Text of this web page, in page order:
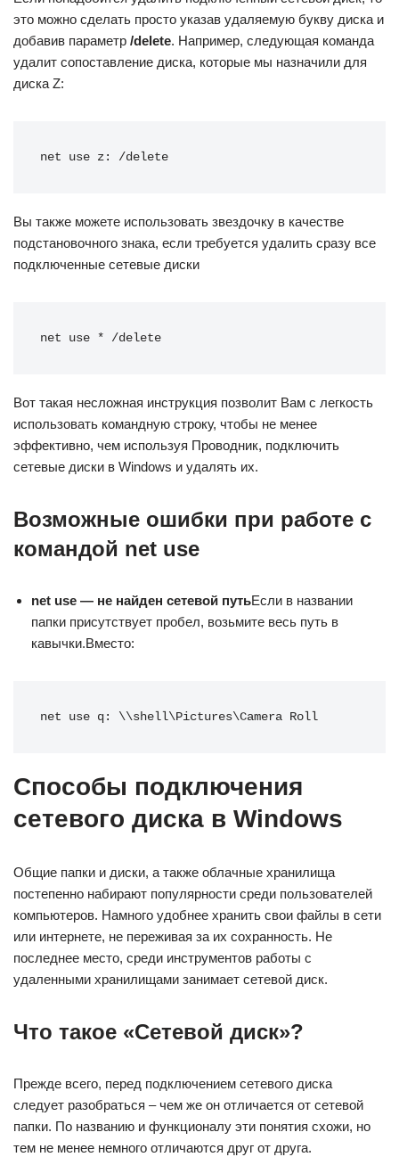
это можно сделать просто указав удаляемую букву диска и
добавив параметр /delete. Например, следующая команда
удалит сопоставление диска, которые мы назначили для
диска Z:
net use z: /delete
Вы также можете использовать звездочку в качестве
подстановочного знака, если требуется удалить сразу все
подключенные сетевые диски
net use * /delete
Вот такая несложная инструкция позволит Вам с легкость
использовать командную строку, чтобы не менее
эффективно, чем используя Проводник, подключить
сетевые диски в Windows и удалять их.
Возможные ошибки при работе с
командой net use
net use — не найден сетевой путьЕсли в названии
папки присутствует пробел, возьмите весь путь в
кавычки.Вместо:
net use q: \\shell\Pictures\Camera Roll
Способы подключения
сетевого диска в Windows
Общие папки и диски, а также облачные хранилища
постепенно набирают популярности среди пользователей
компьютеров. Намного удобнее хранить свои файлы в сети
или интернете, не переживая за их сохранность. Не
последнее место, среди инструментов работы с
удаленными хранилищами занимает сетевой диск.
Что такое «Сетевой диск»?
Прежде всего, перед подключением сетевого диска
следует разобраться – чем же он отличается от сетевой
папки. По названию и функционалу эти понятия схожи, но
тем не менее немного отличаются друг от друга.